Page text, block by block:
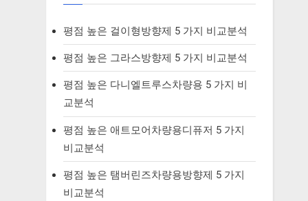
평점 높은 걸이형방향제 5 가지 비교분석
평점 높은 그라스방향제 5 가지 비교분석
평점 높은 다니엘트루스차량용 5 가지 비
교분석
평점 높은 애트모어차량용디퓨저 5 가지
비교분석
평점 높은 탬버린즈차량용방향제 5 가지
비교분석